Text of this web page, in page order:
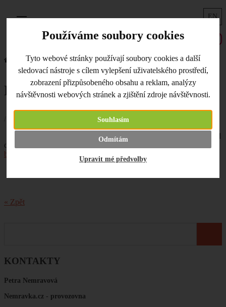
Používáme soubory cookies
Tyto webové stránky používají soubory cookies a další
sledovací nástroje s cílem vylepšení uživatelského prostředí,
zobrazení přizpůsobeného obsahu a reklam, analýzy
návštěvnosti webových stránek a zjištění zdroje návštěvnosti.
Souhlasím
Odmítám
Upravit mé předvolby
EN
KONTAKTY
Petra Nemravová
Nemravka.cz - provozovna
Úvodní strana Co je nového Podzimní background
Podzimní background
Jak si vyrobit originální podzimní background
do svých projektů? V novém článku nazvaném "
background
« Zpět